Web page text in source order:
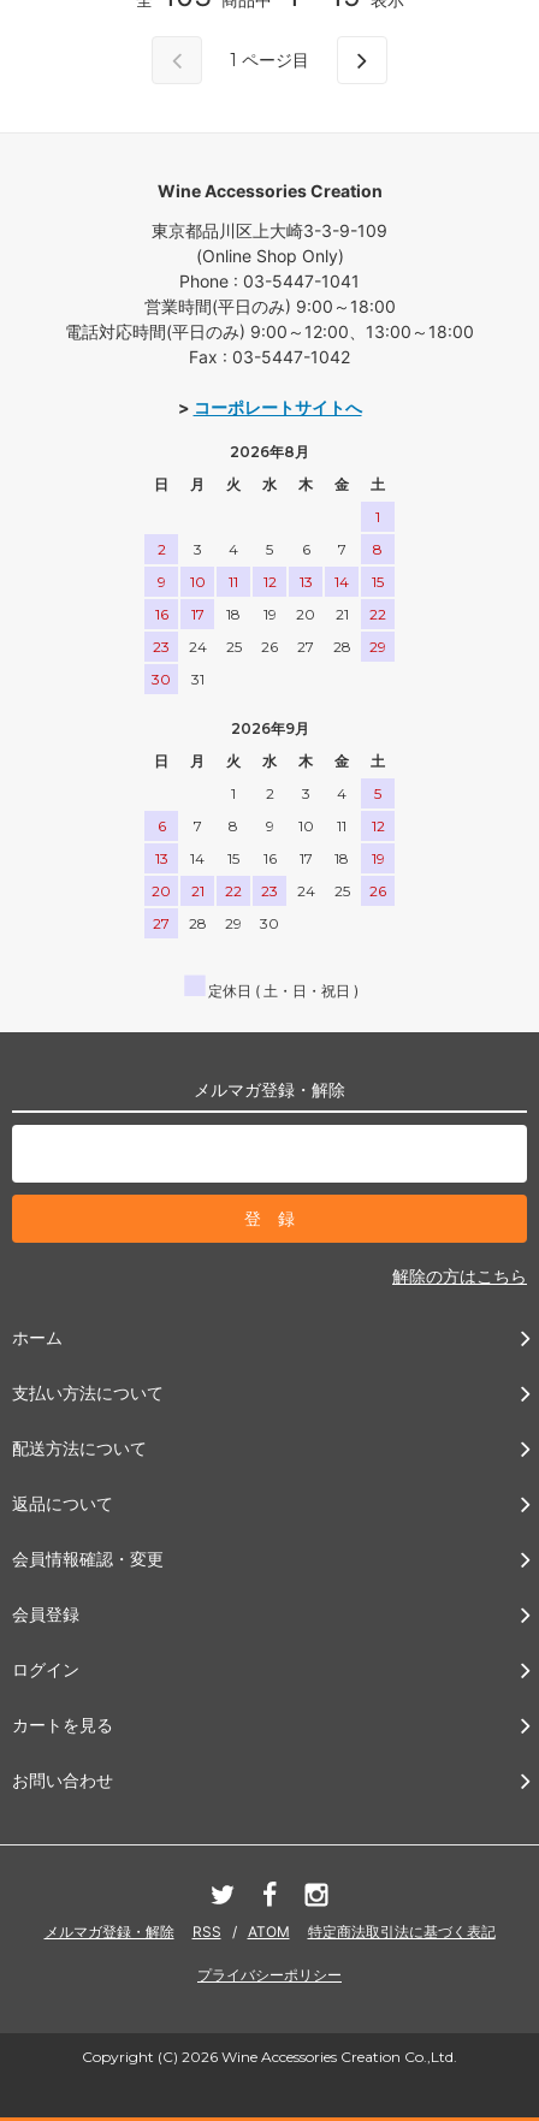
1 ページ目
Wine Accessories Creation
東京都品川区上大崎3-3-9-109
(Online Shop Only)
Phone : 03-5447-1041
営業時間(平日のみ) 9:00～18:00
電話対応時間(平日のみ) 9:00～12:00、13:00～18:00
Fax : 03-5447-1042
> コーポレートサイトへ
2026年8月
日
月 火 水 木 金
土
1
2
3 4 5 6 7
8
9
10 11 12 13 14
15
16
17 18 19 20 21
22
23
24 25 26 27 28
29
30
31
2026年9月
日
月 火 水 木 金
土
1
2 3 4
5
6
7 8 9 10 11
12
13
14 15 16 17 18
19
20
21 22 23 24 25
26
27
28 29 30
■ 定休日 ( 土・日・祝日 )
メルマガ登録・解除
解除の方はこちら
ホーム
支払い方法について
配送方法について
返品について
会員情報確認・変更
会員登録
ログイン
カートを見る
お問い合わせ
メルマガ登録・解除 RSS / ATOM 特定商法取引法に基づく表記
プライバシーポリシー
Copyright (C) 2026 Wine Accessories Creation Co.,Ltd.